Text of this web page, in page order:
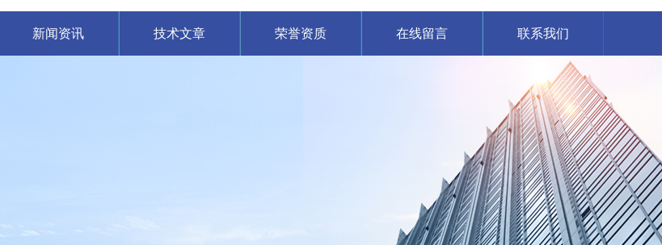
新闻资讯 技术文章 荣誉资质 在线留言 联系我们